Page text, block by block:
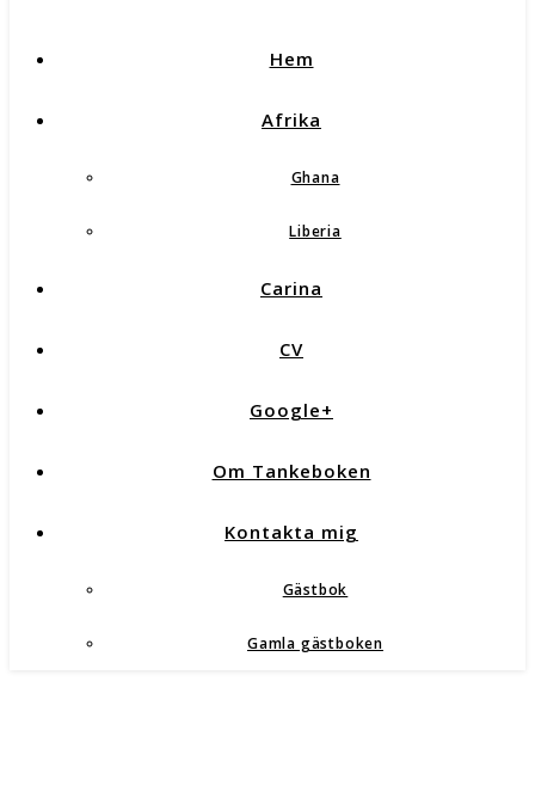
Hem
Afrika
Ghana
Liberia
Carina
CV
Google+
Om Tankeboken
Kontakta mig
Gästbok
Gamla gästboken